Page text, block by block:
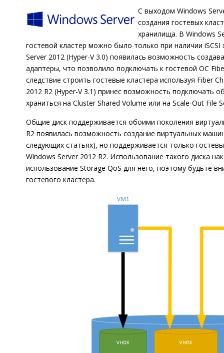
С выходом Windows
создания гостевых
хранилища. В Windows
гостевой кластер можно было только при наличии
Server 2012 (Hyper-V 3.0) появилась возможность
адаптеры, что позволило подключать к гостевой ОС
следствие строить гостевые кластера используя Fiber
2012 R2 (Hyper-V 3.1) принес возможность подключать
храниться на Cluster Shared Volume или на Scale-Out File
Общие диск поддерживается обоими поколения
R2 появилась возможность создание виртуальных
следующих статьях), но поддерживается только
Windows Server 2012 R2. Использование такого диска
использование Storage QoS для него, поэтому будьте
гостевого кластера.